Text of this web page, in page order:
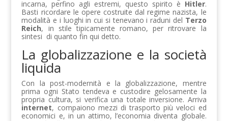
incarna, perfino agli estremi, questo spirito è Hitler.
Basti ricordare le opere costruite dal regime nazista, le
modalità e i luoghi in cui si tenevano i raduni del Terzo
Reich, in stile tipicamente romano, per ritrovare la
sintesi di quanto fin qui detto.
La globalizzazione e la società
liquida
Con la post-modernità e la globalizzazione, mentre
prima ogni Stato tendeva e custodire gelosamente la
propria cultura, si verifica una totale inversione. Arriva
internet, compaiono mezzi di trasporto più veloci ed
economici e, in un attimo, l’economia diventa globale.